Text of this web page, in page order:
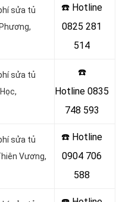
sửa tủ
☎️ Hotline
0825 281
514
sửa tủ
☎️
Hotline 0835
748 593
sửa tủ
Vương,
☎️ Hotline
0904 706
588